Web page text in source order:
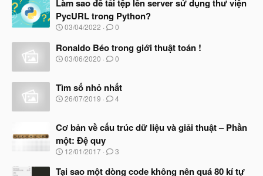
Làm sao để tải tệp lên server sử dụng thư viện
PycURL trong Python?
N
à
y
b
đ
ầ
03/04/2022 0
Ronaldo Béo trong giới thuật toán !
N
y
b
ắ
đ
ầ
u
03/06/2020 0
Tìm số nhỏ nhất
N
y
b
ắ
t
ầ
26/07/2019 4
Cơ bản về cấu trúc dữ liệu và giải thuật – Phần
một: Đệ quy
N
à
12/01/2017 3
Tại sao một dòng code không nên quá 80 kí tự